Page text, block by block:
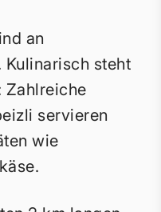
an
steht
Zahlreiche
servieren
wie